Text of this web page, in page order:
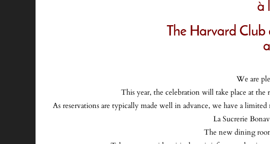
à
The Harvard
We are
This year, the celebration will take place at the
As reservations are typically made well in advance, we have a
La Sucrerie
The new dining